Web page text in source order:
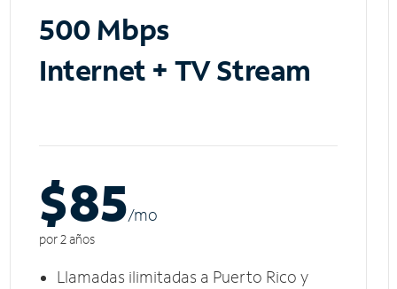
500 Mbps
Internet + TV Stream
$85/mo
por 2 años
Llamadas ilimitadas a Puerto Rico y